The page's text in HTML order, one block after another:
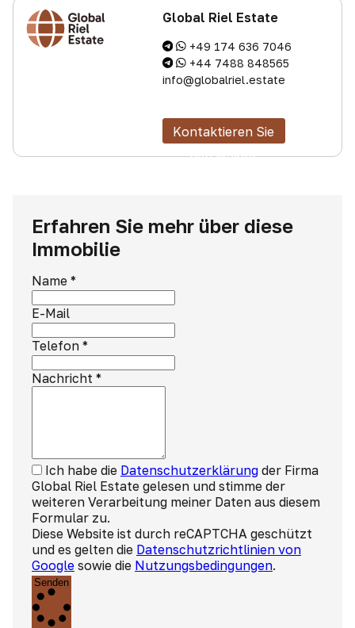
Global Riel Estate
+49 174 636 7046
+44 7488 848565
info@globalriel.estate
Kontaktieren Sie
den Makler
Erfahren Sie mehr über diese
Immobilie
Name *
E-Mail
Telefon *
Nachricht *
Ich habe die Datenschutzerklärung der Firma
Global Riel Estate gelesen und stimme der
weiteren Verarbeitung meiner Daten aus diesem
Formular zu.
Diese Website ist durch reCAPTCHA geschützt
und es gelten die Datenschutzrichtlinien von
Google sowie die Nutzungsbedingungen.
Senden